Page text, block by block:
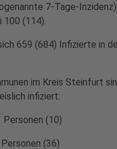
7-Tage-
(114).
659 (684) Infizierte in
im Kreis Steinfurt
infiziert:
(10)
(36)